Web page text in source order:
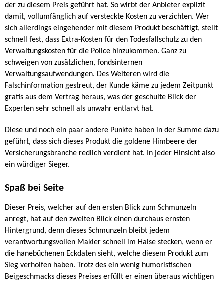
der zu diesem Preis geführt hat. So wirbt der Anbieter explizit
damit, vollumfänglich auf versteckte Kosten zu verzichten. Wer
sich allerdings eingehender mit diesem Produkt beschäftigt, stellt
schnell fest, dass Extra-Kosten für den Todesfallschutz zu den
Verwaltungskosten für die Police hinzukommen. Ganz zu
schweigen von zusätzlichen, fondsinternen
Verwaltungsaufwendungen. Des Weiteren wird die
Falschinformation gestreut, der Kunde käme zu jedem Zeitpunkt
gratis aus dem Vertrag heraus, was der geschulte Blick der
Experten sehr schnell als unwahr entlarvt hat.
Diese und noch ein paar andere Punkte haben in der Summe dazu
geführt, dass sich dieses Produkt die goldene Himbeere der
Versicherungsbranche redlich verdient hat. In jeder Hinsicht also
ein würdiger Sieger.
Spaß bei Seite
Dieser Preis, welcher auf den ersten Blick zum Schmunzeln
anregt, hat auf den zweiten Blick einen durchaus ernsten
Hintergrund, denn dieses Schmunzeln bleibt jedem
verantwortungsvollen Makler schnell im Halse stecken, wenn er
die hanebüchenen Eckdaten sieht, welche diesem Produkt zum
Sieg verholfen haben. Trotz des ein wenig humoristischen
Beigeschmacks dieses Preises erfüllt er einen überaus wichtigen